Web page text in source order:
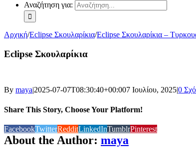
Αναζήτηση για:
Αρχική/Eclipse Σκουλαρίκια/Eclipse Σκουλαρίκια –
Eclipse Σκουλαρίκια
By maya|2025-07-07T08:30:40+00:007 Ιουλίου, 2025|0
Share This Story, Choose Your Platform!
FacebookTwitterRedditLinkedInTumblrPinterest
About the Author: maya